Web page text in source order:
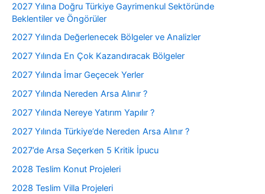
2027 Yılına Doğru Türkiye Gayrimenkul Sektöründe
Beklentiler ve Öngörüler
2027 Yılında Değerlenecek Bölgeler ve Analizler
2027 Yılında En Çok Kazandıracak Bölgeler
2027 Yılında İmar Geçecek Yerler
2027 Yılında Nereden Arsa Alınır ?
2027 Yılında Nereye Yatırım Yapılır ?
2027 Yılında Türkiye’de Nereden Arsa Alınır ?
2027’de Arsa Seçerken 5 Kritik İpucu
2028 Teslim Konut Projeleri
2028 Teslim Villa Projeleri